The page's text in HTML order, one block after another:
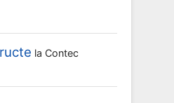
la Contec